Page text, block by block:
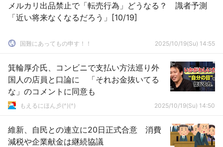
メルカリ出品禁止で「転売行為」どうなる？ 識者予測
「近い将来なくなるだろう」[10/19]
国難にあってもの申す！！ 2025/10/19(Su) 14:55
箕輪厚介氏、コンビニで支払い方法巡り外
国人の店員と口論に 「それお金抜いてる
な」のコメントに同意も
もえるにほん彡(^)(^) 2025/10/19(Su) 14:50
維新、自民との連立に20日正式合意 消費
減税や企業献金は継続協議